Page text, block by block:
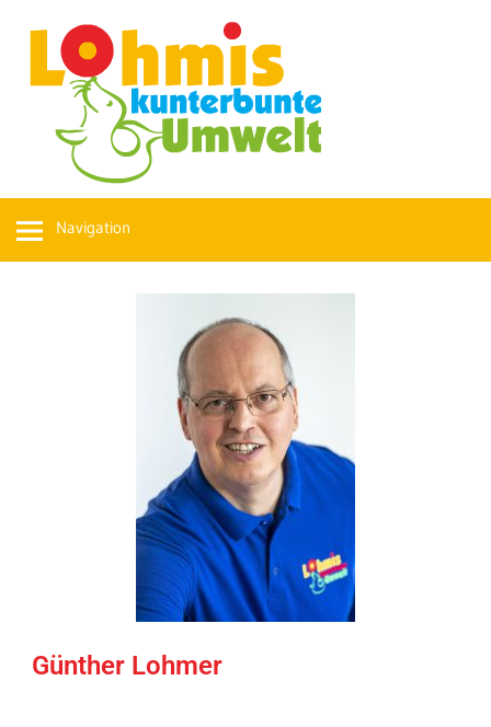
Navigation
Günther Lohmer